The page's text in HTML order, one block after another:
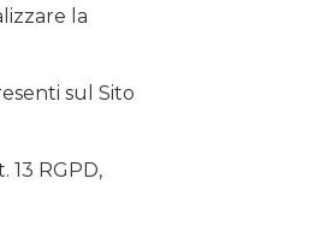
la
sul Sito
13 RGPD,